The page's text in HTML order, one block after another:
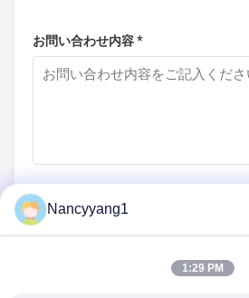
お問い合わせ内容 *
Nancyyang1
1:29 PM